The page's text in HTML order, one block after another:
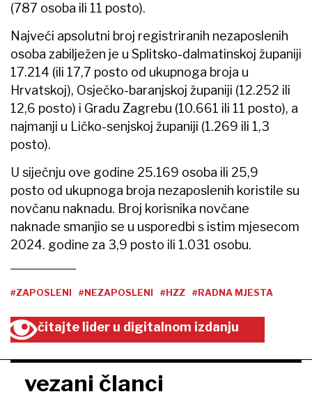
(787 osoba ili 11 posto).
Najveći apsolutni broj registriranih nezaposlenih
osoba zabilježen je u Splitsko-dalmatinskoj županiji
17.214 (ili 17,7 posto od ukupnoga broja u
Hrvatskoj), Osječko-baranjskoj županiji (12.252 ili
12,6 posto) i Gradu Zagrebu (10.661 ili 11 posto), a
najmanji u Ličko-senjskoj županiji (1.269 ili 1,3
posto).
U siječnju ove godine 25.169 osoba ili 25,9
posto od ukupnoga broja nezaposlenih koristile su
novčanu naknadu. Broj korisnika novčane
naknade smanjio se u usporedbi s istim mjesecom
2024. godine za 3,9 posto ili 1.031 osobu.
#ZAPOSLENI #NEZAPOSLENI #HZZ #RADNA MJESTA
čitajte lider u digitalnom izdanju
vezani članci